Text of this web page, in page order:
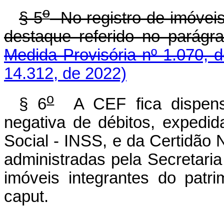
§ 5oNo registro de
destaque referido no
Medida Provisória nº 1.070,
14.312, de 2022)
§ 6oA CEF fica
negativa de débitos,
Social - INSS, e da Certidão
administradas pela
imóveis integrantes do
caput.